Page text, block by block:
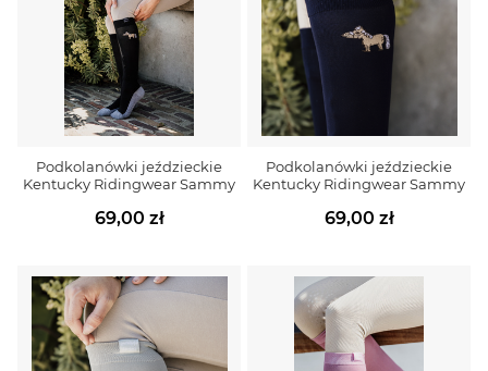
Podkolanówki jeździeckie
Kentucky Ridingwear Sammy
69,00 zł
Podkolanówki jeździeckie
Kentucky Ridingwear Sammy
69,00 zł